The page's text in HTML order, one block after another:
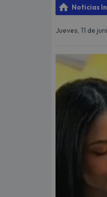
Noticias
Jueves, 11 de